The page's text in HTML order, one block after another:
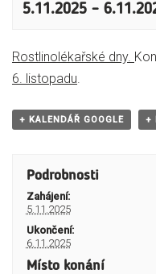
5.11.2025 –
Rostlinolékařské dny.
6. listopadu.
+ KALENDÁŘ GOOGLE +
Podrobnosti
Zahájení:
5.11.2025
Ukončení:
6.11.2025
Místo konání